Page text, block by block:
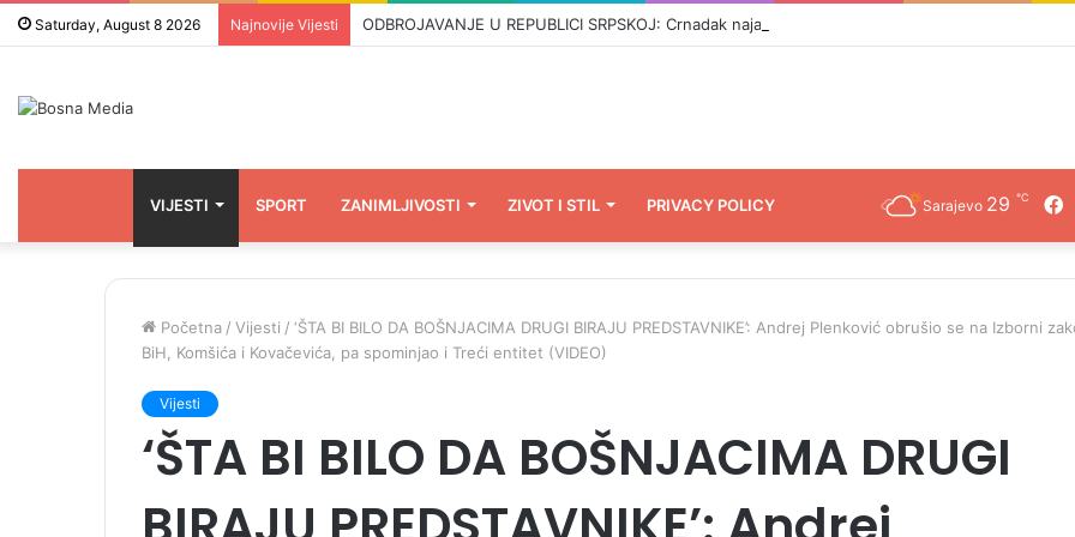
Saturday, August 8 2026 Najnovije Vijesti ODBROJAVANJE U REPUBLICI SRPSKOJ: Crnadak najavljuje pad režima –„Nije normalno da se
VIJESTI SPORT ZANIMLJIVOSTI ZIVOT I STIL PRIVACY POLICY Sarajevo 29 ℃
Početna / Vijesti / ‘ŠTA BI BILO DA BOŠNJACIMA DRUGI BIRAJU PREDSTAVNIKE’: Andrej Plenković obrušio se na Izborni
BiH, Komšića i Kovačevića, pa spominjao i Treći entitet (VIDEO)
Vijesti
‘ŠTA BI BILO DA BOŠNJACIMA DRUGI